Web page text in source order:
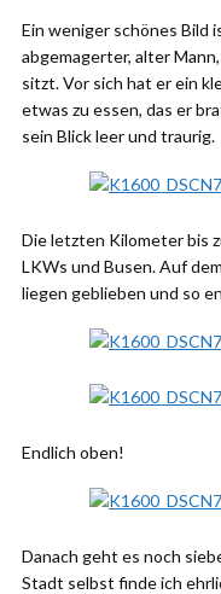
Ein weniger schönes Bild
abgemagerter, alter
sitzt. Vor sich hat er ein
etwas zu essen, das er
sein Blick leer und traurig.
Die letzten Kilometer bis
LKWs und Busen. Auf
liegen geblieben und so
Endlich oben!
Danach geht es noch
Stadt selbst finde ich